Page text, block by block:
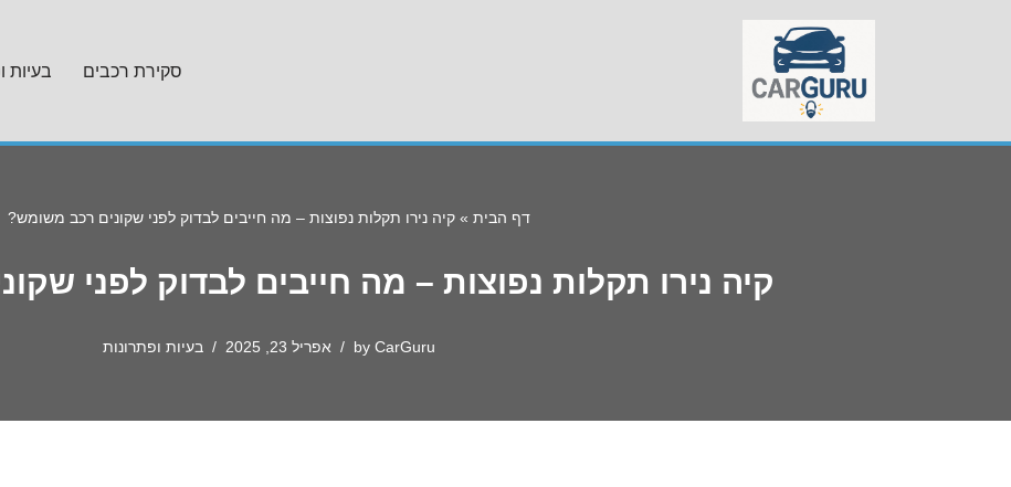
סקירת רכבים בעיות
דף הבית »קיה נירו תקלות נפוצות – מה חייבים לבדוק לפני שקונים רכב משומש?
קיה נירו תקלות נפוצות – מה חייבים לבדוק לפני
by CarGuru אפריל 23, 2025 בעיות ופתרונות